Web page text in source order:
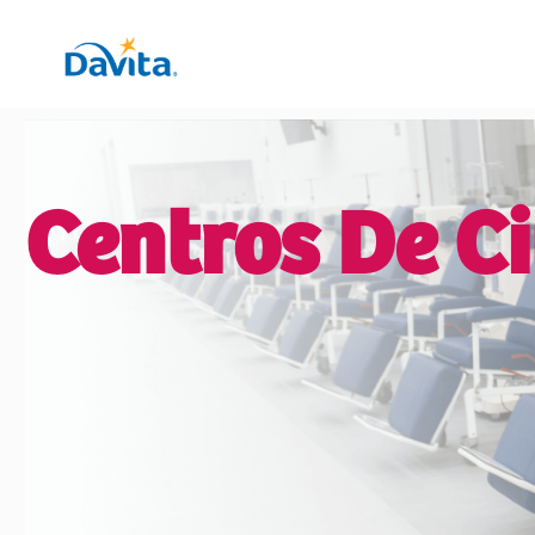
Centros De